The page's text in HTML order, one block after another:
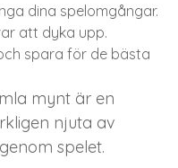
dina spelomgångar.
att dyka upp.
spara för de bästa
mynt är en
njuta av
spelet.